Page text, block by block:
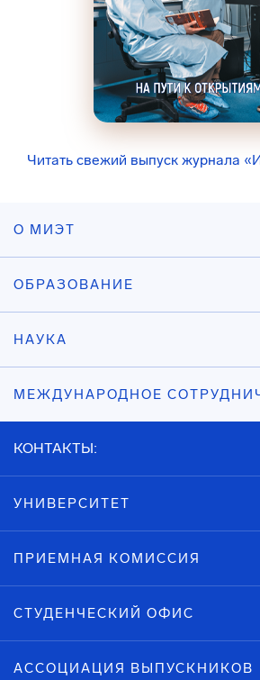
Читать свежий выпуск журнала
О МИЭТ
ОБРАЗОВАНИЕ
НАУКА
МЕЖДУНАРОДНОЕ
КОНТАКТЫ:
УНИВЕРСИТЕТ
ПРИЕМНАЯ КОМИССИЯ
СТУДЕНЧЕСКИЙ ОФИС
АССОЦИАЦИЯ ВЫПУСКНИКОВ